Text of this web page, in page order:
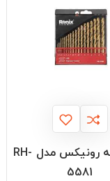
ست مته رونیکس مدل RH-
5581